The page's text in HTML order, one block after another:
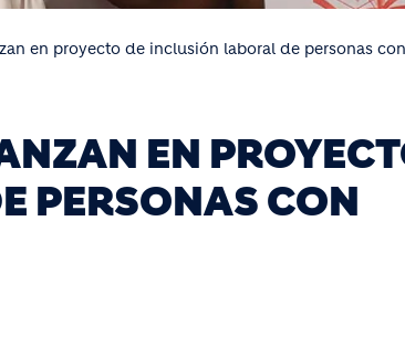
en proyecto de inclusión laboral de personas con
EN
PERSONAS CON